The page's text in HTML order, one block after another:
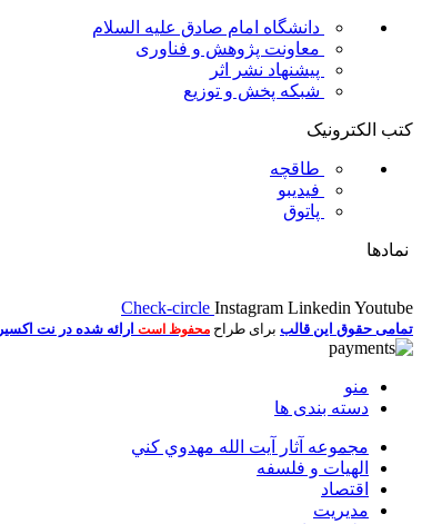
دانشگاه امام صادق علیه السلام
معاونت پژوهش و فناوری
پیشنهاد نشر اثر
شبکه پخش و توزیع
کتب الکترونیک
طاقچه
فیدیبو
پاتوق
نمادها
Check-circle Instagram Linkedin Youtube
تمامی حقوق این قالب برای طراح محفوظ است ارائه شده در نت اکسیر
منو
دسته بندی ها
مجموعه آثار آيت الله مهدوي كني
الهیات و فلسفه
اقتصاد
مديريت